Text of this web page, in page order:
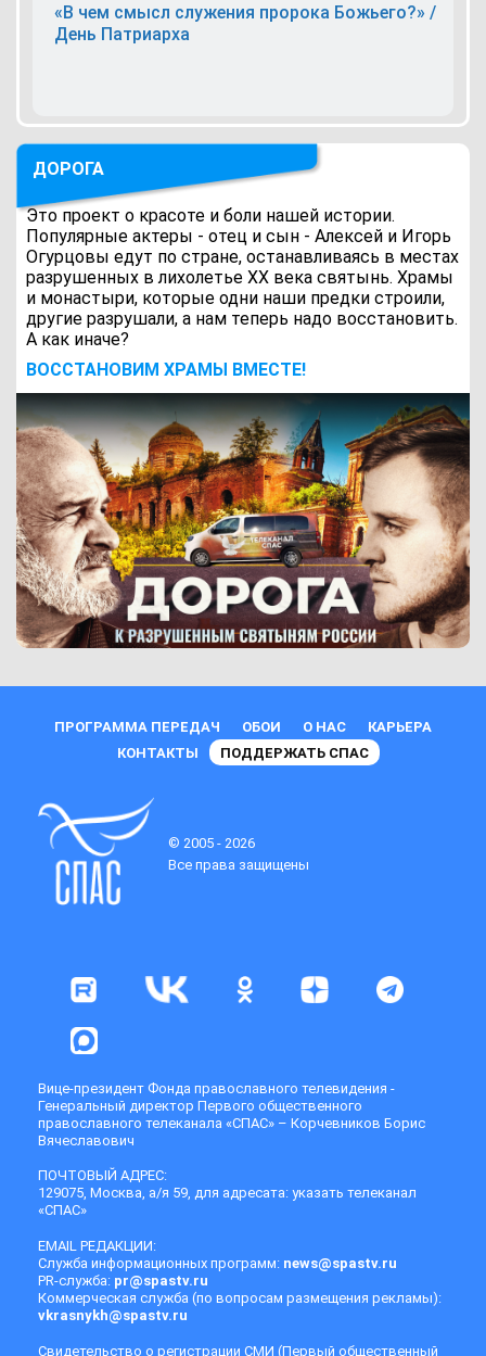
«В чем смысл служения пророка Божьего?» /
День Патриарха
ДОРОГА
Это проект о красоте и боли нашей истории.
Популярные актеры - отец и сын - Алексей и Игорь
Огурцовы едут по стране, останавливаясь в местах
разрушенных в лихолетье ХХ века святынь. Храмы
и монастыри, которые одни наши предки строили,
другие разрушали, а нам теперь надо восстановить.
А как иначе?
ВОCСТАНОВИМ ХРАМЫ ВМЕСТЕ!
ПРОГРАММА ПЕРЕДАЧ ОБОИ О НАС
КАРЬЕРА
КОНТАКТЫ
ПОДДЕРЖАТЬ СПАС
© 2005 - 2026
Все права защищены
Вице-президент Фонда православного телевидения -
Генеральный директор Первого общественного
православного телеканала «СПАС» – Корчевников Борис
Вячеславович
ПОЧТОВЫЙ АДРЕС:
129075, Москва, а/я 59, для адресата: указать телеканал
«СПАС»
EMAIL РЕДАКЦИИ:
Служба информационных программ: news@spastv.ru
PR-служба: pr@spastv.ru
Коммерческая служба (по вопросам размещения рекламы):
vkrasnykh@spastv.ru
Свидетельство о регистрации СМИ (Первый общественный